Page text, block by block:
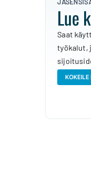
Lue
Saat
työkalut,